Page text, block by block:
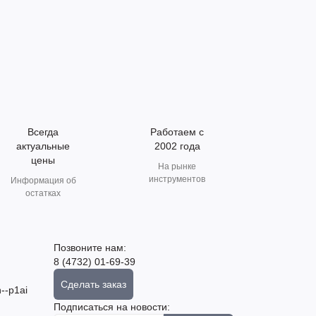
Всегда
актуальные
цены
Информация об
остатках
Работаем с
2002 года
На рынке
инструментов
p1ai
Позвоните нам:
8 (4732) 01-69-39
Сделать заказ
Подписаться на новости: